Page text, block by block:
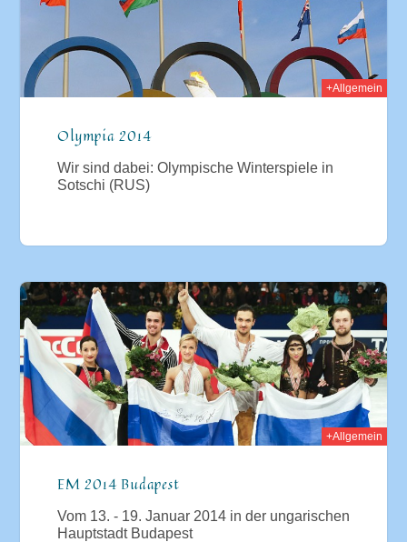
+Allgemein
Olympia 2014
Wir sind dabei: Olympische Winterspiele in
Sotschi (RUS)
+Allgemein
EM 2014 Budapest
Vom 13. - 19. Januar 2014 in der ungarischen
Hauptstadt Budapest